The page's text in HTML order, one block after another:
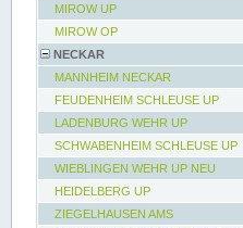
MIROW UP
MIROW OP
NECKAR
MANNHEIM NECKAR
FEUDENHEIM SCHLEUSE UP
LADENBURG WEHR UP
SCHWABENHEIM SCHLEUSE UP
WIEBLINGEN WEHR UP NEU
HEIDELBERG UP
ZIEGELHAUSEN AMS